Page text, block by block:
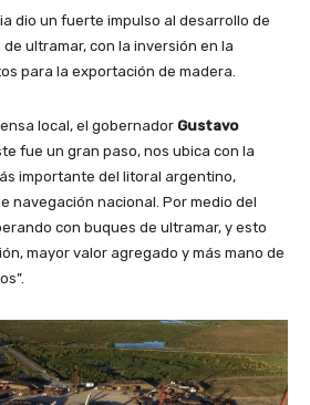
dio un fuerte impulso al desarrollo de
ultramar, con la inversión en la
para la exportación de madera.
local, el gobernador Gustavo
fue un gran paso, nos ubica con la
importante del litoral argentino,
navegación nacional. Por medio del
con buques de ultramar, y esto
mayor valor agregado y más mano de